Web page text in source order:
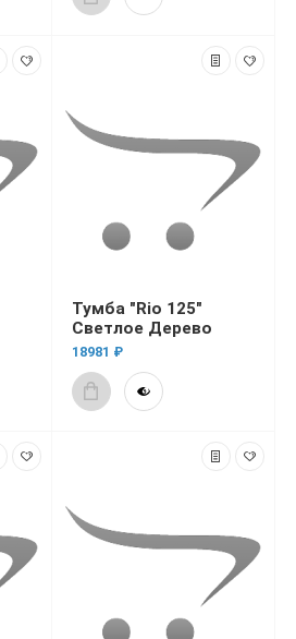
Тумба "Rio 125"
Светлое Дерево
18981 ₽